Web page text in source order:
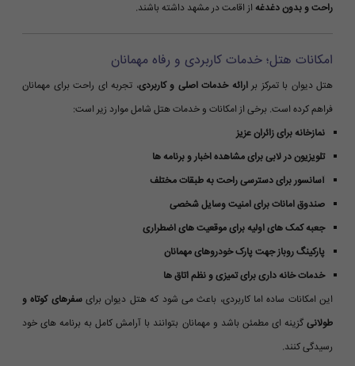
راحت و بدون دغدغه از اقامت در مشهد داشته باشند.
امکانات هتل؛ خدمات کاربردی و رفاه مهمانان
هتل دیوان با تمرکز برارائه خدمات اصلی و کاربردی، تجربه ای راحت برای مهمانان
فراهم کرده است. برخی از امکانات و خدمات هتل شامل موارد زیر است:
نمازخانه برای زائران عزیز
تلویزیون در لابی برای مشاهده اخبار و برنامه ها
آسانسور برای دسترسی راحت به طبقات مختلف
صندوق امانات برای امنیت وسایل شخصی
جعبه کمک های اولیه برای موقعیت های اضطراری
پارکینگ روباز جهت پارک خودروهای مهمانان
خدمات خانه داری برای تمیزی و نظم اتاق ها
این امکانات ساده اما کاربردی، باعث می شود که هتل دیوان برایسفرهای کوتاه و
طولانی گزینه ای مطمئن باشد و مهمانان بتوانند با آرامش کامل به برنامه های خود
رسیدگی کنند.